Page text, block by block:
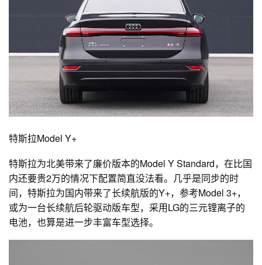
特斯拉Model Y+
特斯拉为北美带来了廉价版本的Model Y Standard，在比国
内还要贵2万的情况下配置简直没法看。几乎是同步的时
间，特斯拉为国内带来了长续航版的Y+，参考Model 3+，
或为一台长续航后轮驱动版车型，采用LG的三元锂离子的
电池，也算是进一步丰富车型选择。